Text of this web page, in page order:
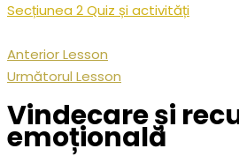
Secțiunea 2 Quiz și activități
Anterior Lesson
Următorul Lesson
Vindecare și
emoțională